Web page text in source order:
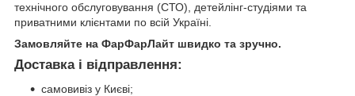
технічного обслуговування (СТО), детейлінг-студіями та
приватними клієнтами по всій Україні.
Замовляйте на ФарФарЛайт швидко та зручно.
Доставка і відправлення:
самовивіз у Києві;